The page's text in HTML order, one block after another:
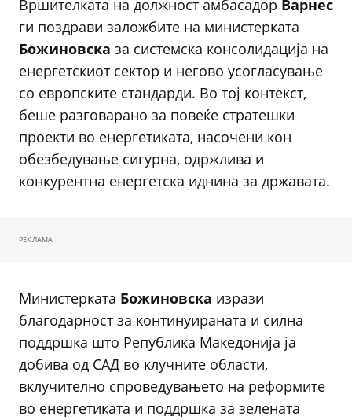
Вршителката на должност амбасадор Варнес
ги поздрави заложбите на министерката
Божиновска за системска консолидација на
енергетскиот сектор и негово усогласување
со европските стандарди. Во тој контекст,
беше разговарано за повеќе стратешки
проекти во енергетиката, насочени кон
обезбедување сигурна, одржлива и
конкурентна енергетска иднина за државата.
РЕКЛАМА
Министерката Божиновска изрази
благодарност за континуираната и силна
поддршка што Република Македонија ја
добива од САД во клучните области,
вклучително спроведувањето на реформите
во енергетиката и поддршка за зелената